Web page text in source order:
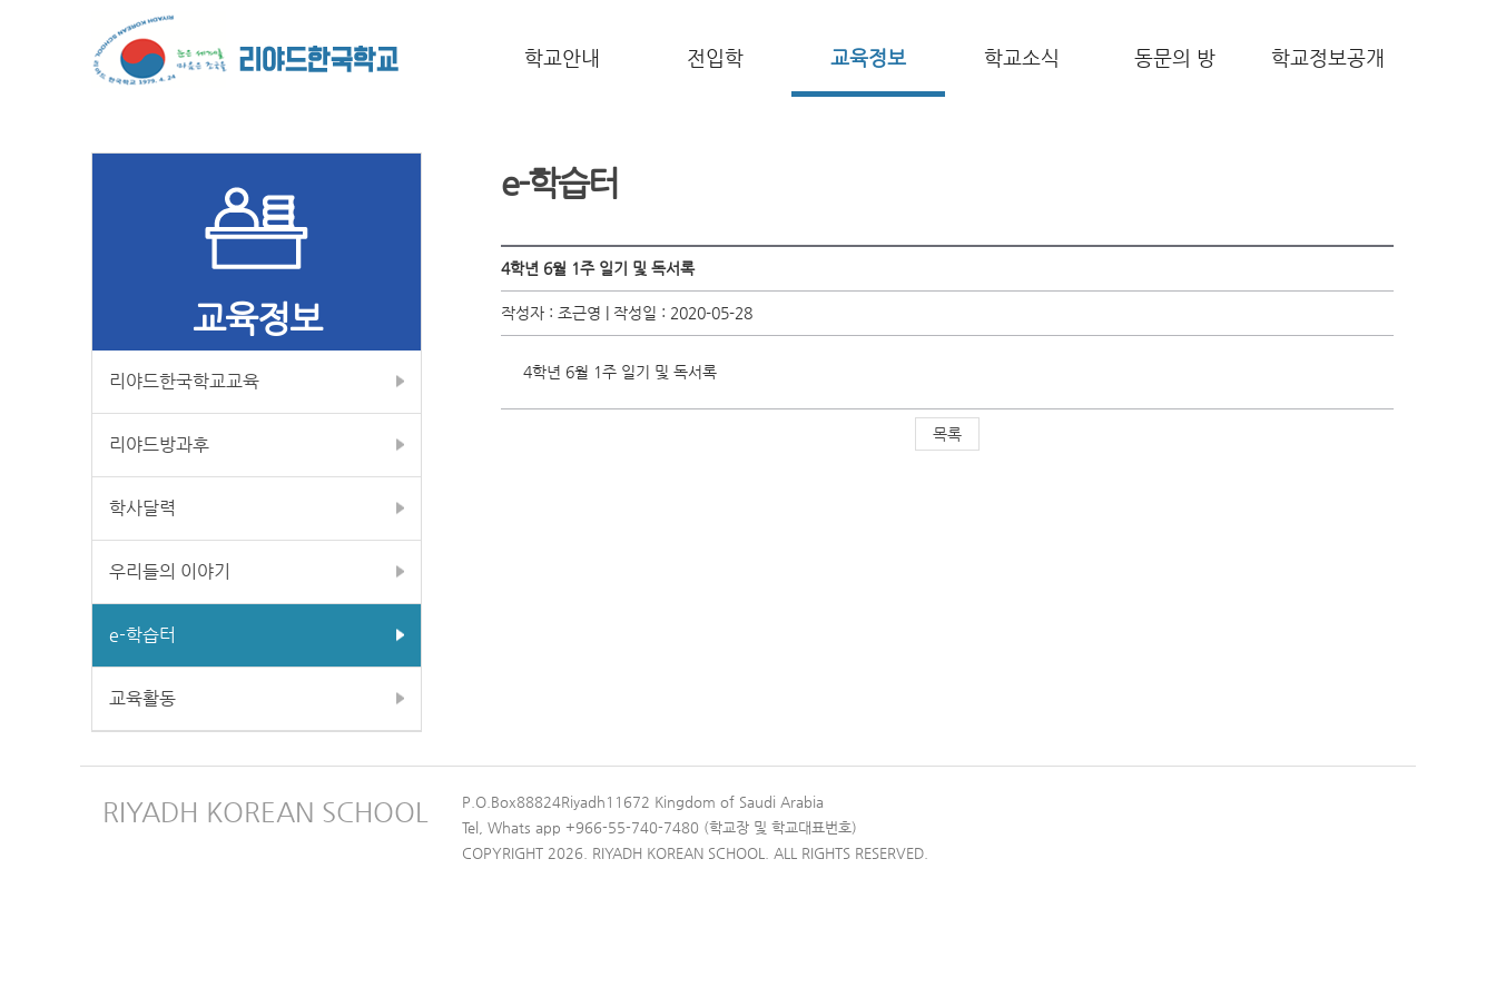
학교안내 전입학 교육정보 학교소식 동문의 방 학교정보공개
교육정보
리야드한국학교교육
리야드방과후
학사달력
우리들의 이야기
e-학습터
교육활동
e-학습터
4학년 6월 1주 일기 및 독서록
작성자 : 조근영 | 작성일 : 2020-05-28
4학년 6월 1주 일기 및 독서록
목록
RIYADH KOREAN SCHOOL
P.O.Box88824Riyadh11672 Kingdom of Saudi Arabia
Tel, Whats app +966-55-740-7480 (학교장 및 학교대표번호)
COPYRIGHT 2026. RIYADH KOREAN SCHOOL. ALL RIGHTS RESERVED.